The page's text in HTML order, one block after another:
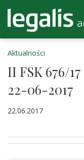
Aktualności
II FSK 676/
22-06-2017
22.06.2017